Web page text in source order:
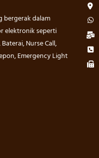
bergerak dalam
elektronik seperti
Nurse Call,
Emergency Light